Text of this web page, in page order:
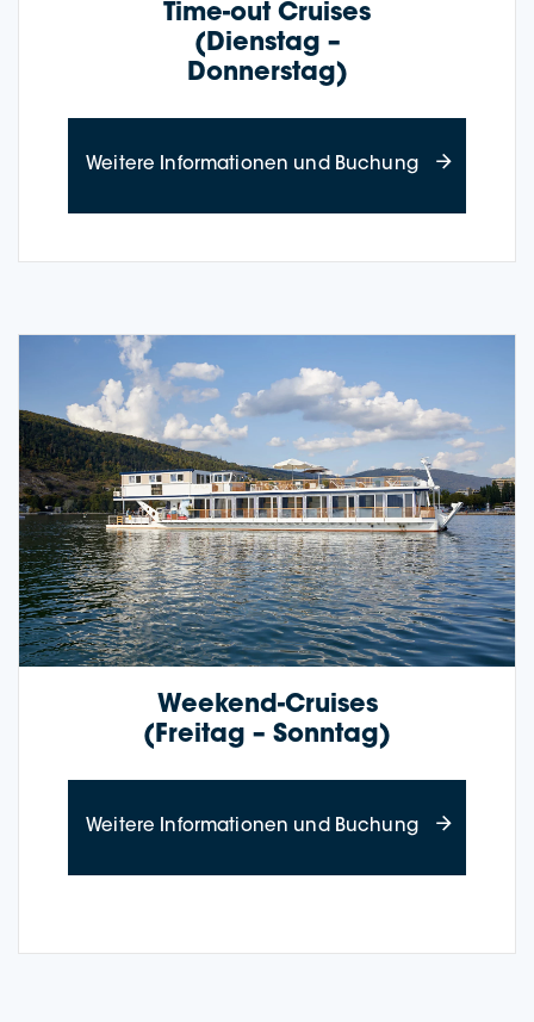
Time-out Crui­ses
(Diens­tag –
Donnerstag)
Wei­te­re Infor­ma­tio­nen und Buchungabout Time-
Weekend-Crui­­ses
(Frei­tag – Sonntag)
Wei­te­re Infor­ma­tio­nen und Buchungabout